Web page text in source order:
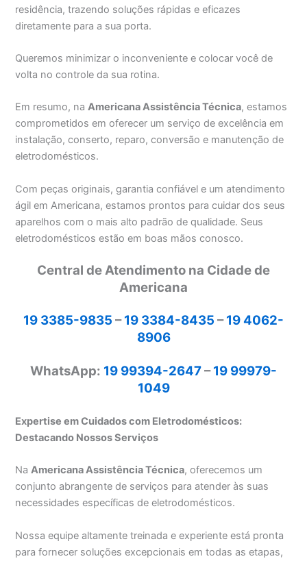
residência, trazendo soluções rápidas e eficazes
diretamente para a sua porta.
Queremos minimizar o inconveniente e colocar você de
volta no controle da sua rotina.
Em resumo, naAmericana Assistência Técnica, estamos
comprometidos em oferecer um serviço de excelência em
instalação, conserto, reparo, conversão e manutenção de
eletrodomésticos.
Com peças originais, garantia confiável e um atendimento
ágil em Americana, estamos prontos para cuidar dos seus
aparelhos com o mais alto padrão de qualidade. Seus
eletrodomésticos estão em boas mãos conosco.
Central de Atendimento na Cidade de
Americana
19 3385-9835 –19 3384-8435 –19 4062-
8906
WhatsApp: 19 99394-2647–19 99979-
1049
Expertise em Cuidados com Eletrodomésticos:
Destacando Nossos Serviços
NaAmericana Assistência Técnica, oferecemos um
conjunto abrangente de serviços para atender às suas
necessidades específicas de eletrodomésticos.
Nossa equipe altamente treinada e experiente está pronta
para fornecer soluções excepcionais em todas as etapas,